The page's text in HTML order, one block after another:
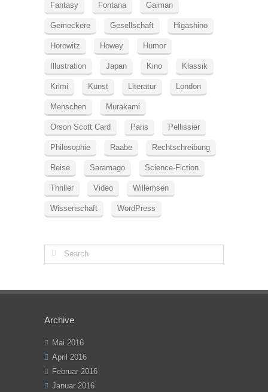
Fantasy Fontana Gaiman
Gemeckere Gesellschaft Higashino
Horowitz Howey Humor
Illustration Japan Kino Klassik
Krimi Kunst Literatur London
Menschen Murakami
Orson Scott Card Paris Pellissier
Philosophie Raabe Rechtschreibung
Reise Saramago Science-Fiction
Thriller Video Willemsen
Wissenschaft WordPress
Archive
Mai 2016
April 2016
Februar 2016
Januar 2016